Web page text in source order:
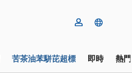
苦茶油苯駢芘超標 即時 熱